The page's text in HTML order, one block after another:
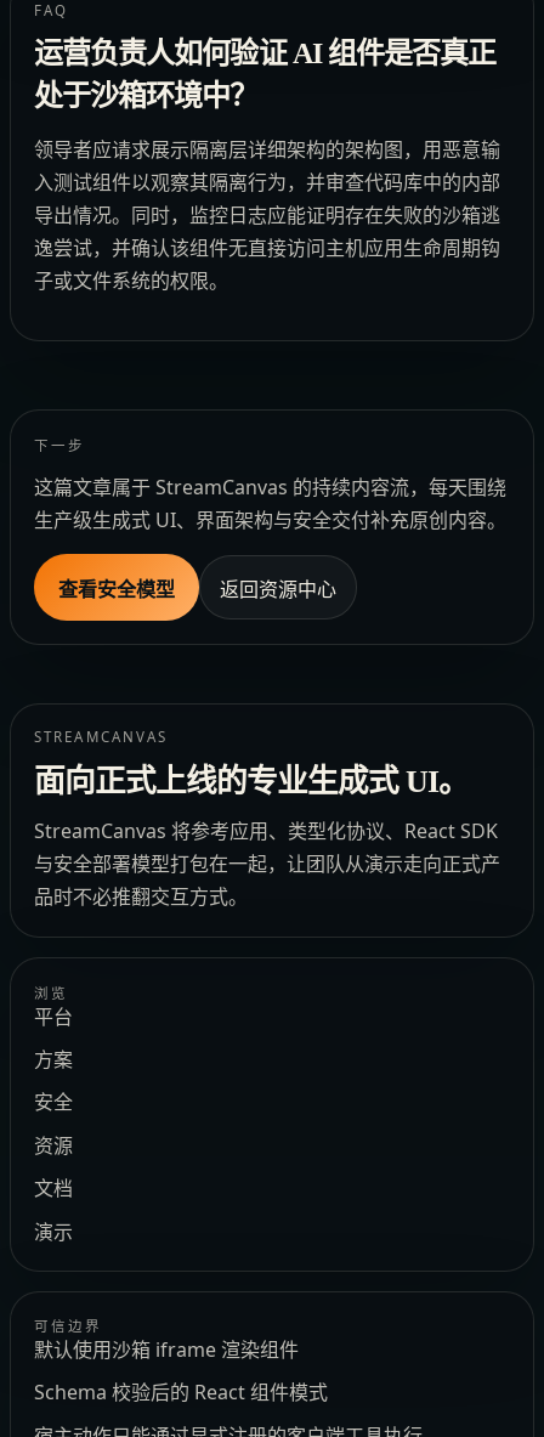
FAQ
运营负责人如何验证 AI 组件是否真正
处于沙箱环境中？
领导者应请求展示隔离层详细架构的架构图，用恶意输
入测试组件以观察其隔离行为，并审查代码库中的内部
导出情况。同时，监控日志应能证明存在失败的沙箱逃
逸尝试，并确认该组件无直接访问主机应用生命周期钩
子或文件系统的权限。
下一步
这篇文章属于 StreamCanvas 的持续内容流，每天围绕
生产级生成式 UI、界面架构与安全交付补充原创内容。
查看安全模型 返回资源中心
STREAMCANVAS
面向正式上线的专业生成式 UI。
StreamCanvas 将参考应用、类型化协议、React SDK
与安全部署模型打包在一起，让团队从演示走向正式产
品时不必推翻交互方式。
浏览
平台
方案
安全
资源
文档
演示
可信边界
默认使用沙箱 iframe 渲染组件
Schema 校验后的 React 组件模式